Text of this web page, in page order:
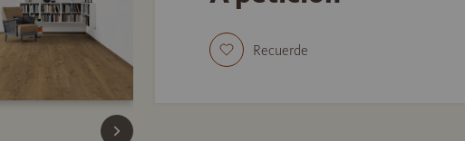
Recuerde